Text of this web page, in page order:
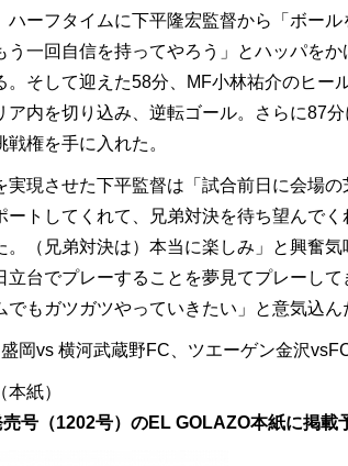
ハーフタイムに下平隆宏監督から「ボー
う一回自信を持ってやろう」とハッパを
。そして迎えた58分、MF小林祐介のヒー
ア内を切り込み、逆転ゴール。さらに87
権を手に入れた。
現させた下平監督は「試合前日に会場の
ートしてくれて、兄弟対決を待ち望んで
。（兄弟対決は）本当に楽しみ」と興奮
立台でプレーすることを夢見てプレーして
もガツガツやっていきたい」と意気込ん
岡vs 横河武蔵野FC、ツエーゲン金沢
紙）
号（1202号）のEL GOLAZO本紙に掲載